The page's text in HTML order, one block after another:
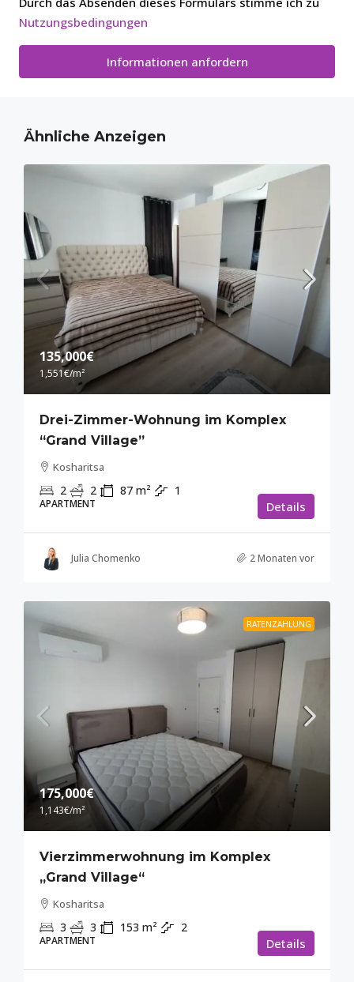
Nutzungsbedingungen
Informationen anfordern
Ähnliche Anzeigen
135,000€
1,551€/m²
Drei-Zimmer-Wohnung im Komplex
“Grand Village”
Kosharitsa
2 2 87 m² 1
APARTMENT Details
Julia Chomenko 2 Monaten vor
RATENZAHLUNG
175,000€
1,143€/m²
Vierzimmerwohnung im Komplex
„Grand Village“
Kosharitsa
3 3 153 m² 2
APARTMENT Details